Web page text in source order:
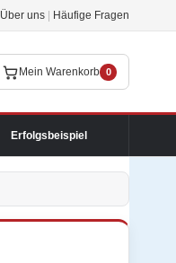
Über uns Häufige Fragen
Mein Warenkorb 0
Erfolgsbeispiel